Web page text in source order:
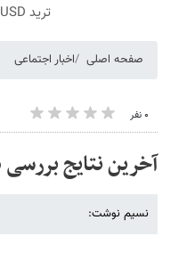
ترید EURUSD با اسپرد از صفر پیپ
صفحه اصلی اخبار اجتماعی
۰ نفر
آخرین نتایج
نسیم نوشت: